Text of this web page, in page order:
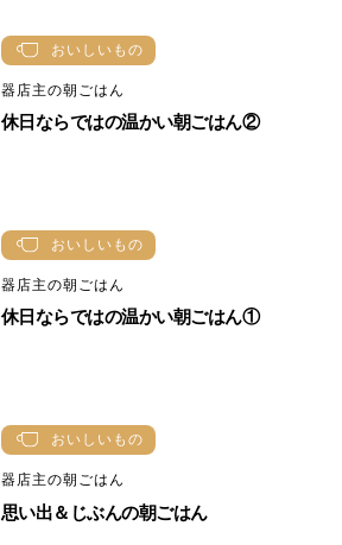
おいしいもの
器店主の朝ごはん
休日ならではの温かい朝ごはん②
おいしいもの
器店主の朝ごはん
休日ならではの温かい朝ごはん①
おいしいもの
器店主の朝ごはん
思い出＆じぶんの朝ごはん